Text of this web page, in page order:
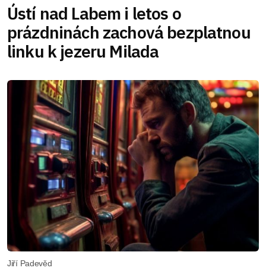
Ústí nad Labem i letos o
prázdninách zachová bezplatnou
linku k jezeru Milada
Jiří Padevěd